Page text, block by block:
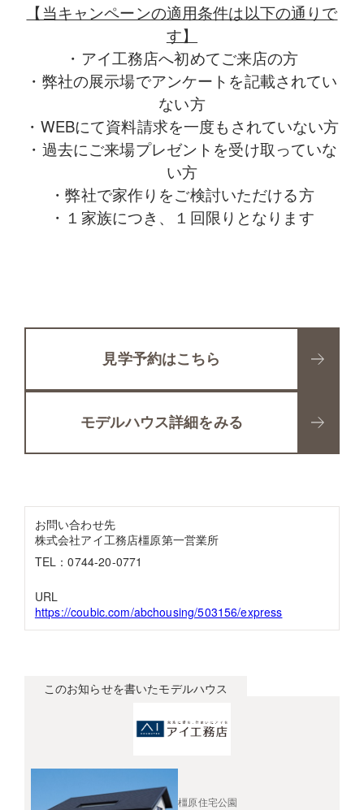
【当キャンペーンの適用条件は以下の通りで
す】
・アイ工務店へ初めてご来店の方
・弊社の展示場でアンケートを記載されてい
ない方
・ WEBにて資料請求を一度もされていない方
・過去にご来場プレゼントを受け取っていな
い方
・弊社で家作りをご検討いただける方
・１家族につき、１回限りとなります
見学予約はこちら
モデルハウス詳細をみる
お問い合わせ先
株式会社アイ工務店橿原第一営業所
TEL：0744-20-0771
URL
https://coubic.com/abchousing/503156/express
このお知らせを書いたモデルハウス
橿原住宅公園